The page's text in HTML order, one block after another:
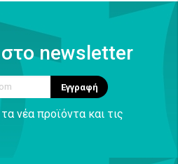
στο newsletter
Εγγραφή
νέα προϊόντα και τις